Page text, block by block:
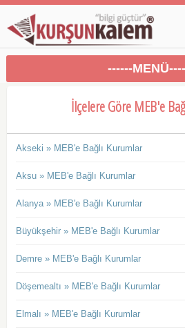
------
İlçelere Göre MEB'e
Akseki » MEB'e Bağlı Kurumlar
Aksu » MEB'e Bağlı Kurumlar
Alanya » MEB'e Bağlı Kurumlar
Büyükşehir » MEB'e Bağlı Kurumlar
Demre » MEB'e Bağlı Kurumlar
Döşemealtı » MEB'e Bağlı Kurumlar
Elmalı » MEB'e Bağlı Kurumlar